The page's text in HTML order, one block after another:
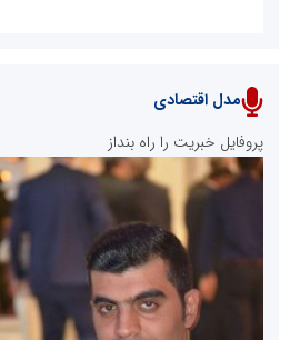
پایگاه خبری نهضت ملی مسکن
سازمان بورس و اوراق بهادار
مرجع اخبار موثق در بازارسرمایه
مدل اقتصادی
پروفایل خبریت را راه بنداز